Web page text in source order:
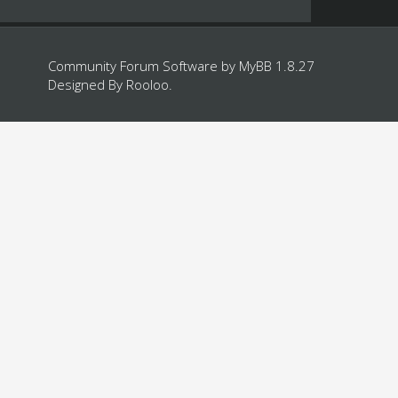
Community Forum Software by MyBB 1.8.27
Designed By Rooloo.